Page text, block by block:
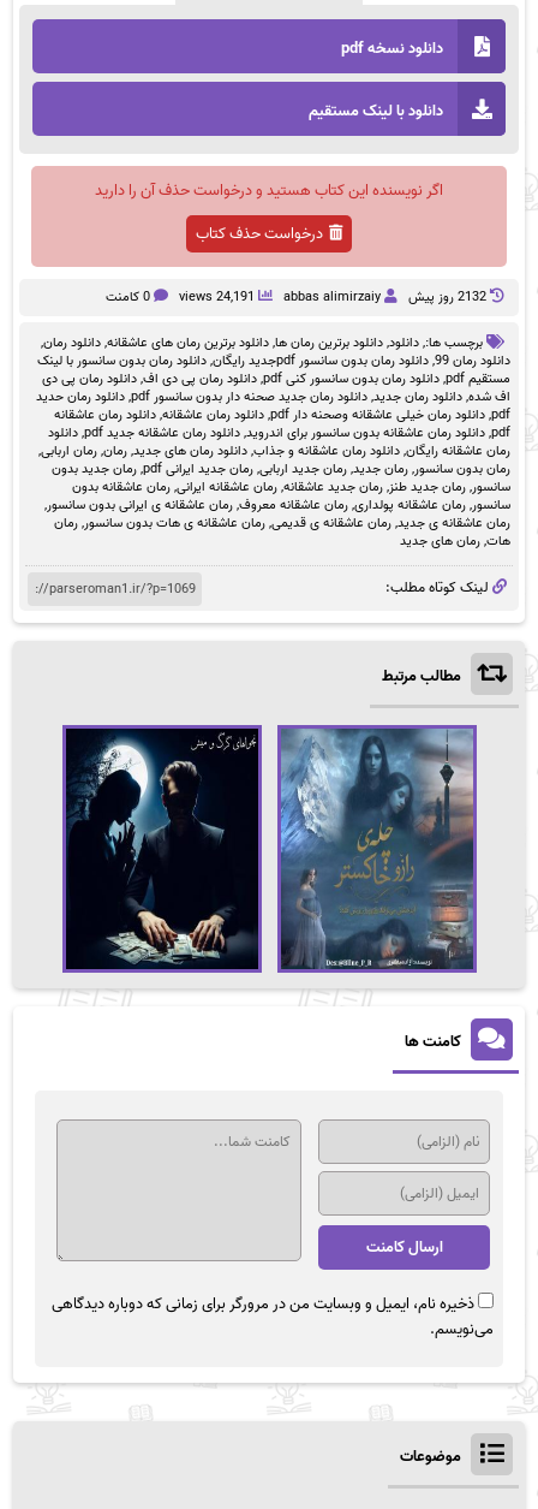
دانلود نسخه pdf
دانلود با لینک مستقیم
اگر نویسنده این کتاب هستید و درخواست حذف آن را دارید
درخواست حذف کتاب
2132 روز پيش abbas alimirzaiy
24,191 views 0 کامنت
برچسب ها:,دانلود,دانلود برترین رمان ها,دانلود برترین رمان های عاشقانه,دانلود رمان,
دانلود رمان 99
,دانلود رمان بدون سانسور pdfجدید رایگان ,دانلود رمان بدون سانسور با لینک
مستقیم pdf
,دانلود رمان بدون سانسور کنی pdf ,دانلود رمان پی دی اف,دانلود رمان پی دی
اف شده,دانلود رمان جدید,دانلود رمان جدید صحنه دار بدون سانسور pdf ,دانلود رمان حدید
pdf
,دانلود رمان خیلی عاشقانه وصحنه دار pdf ,دانلود رمان عاشقانه,دانلود رمان عاشقانه
pdf
,دانلود رمان عاشقانه بدون سانسور برای اندروید,دانلود رمان عاشقانه جدید pdf ,دانلود
رمان عاشقانه رایگان,دانلود رمان عاشقانه و جذاب,دانلود رمان های جدید,رمان,رمان اربابی,
رمان بدون سانسور,رمان جدید,رمان جدید اربابی,رمان جدید ایرانی pdf ,رمان جدید بدون
سانسور,رمان جدید طنز,رمان جدید عاشقانه,رمان عاشقانه ایرانی,رمان عاشقانه بدون
سانسور,رمان عاشقانه پولداری,رمان عاشقانه معروف,رمان عاشقانه ی ایرانی بدون سانسور,
رمان عاشقانه ی جدید,رمان عاشقانه ی قدیمی,رمان عاشقانه ی هات بدون سانسور,رمان
هات,رمان های جدید
لینک کوتاه مطلب:
مطالب مرتبط
کامنت ها
ذخیره نام، ایمیل و وبسایت من در مرورگر برای زمانی که دوباره دیدگاهی
می‌نویسم.
موضوعات